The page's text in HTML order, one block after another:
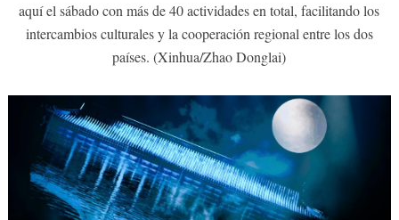
aquí el sábado con más de 40 actividades en total, facilitando los
intercambios culturales y la cooperación regional entre los dos
países. (Xinhua/Zhao Donglai)